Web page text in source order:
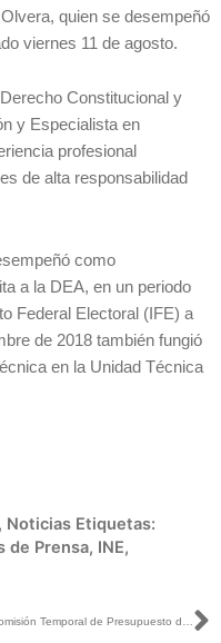
quien se desempeñó
viernes 11 de agosto.
Constitucional y
y Especialista en
profesional
de alta responsabilidad
como
a la DEA, en un periodo
Federal Electoral (IFE) a
de 2018 también fungió
en la Unidad Técnica
, Noticias Etiquetas:
de Prensa, INE,